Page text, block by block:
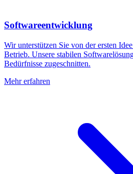
Softwareentwicklung
Wir unterstützen Sie von der ersten
Betrieb. Unsere stabilen
Bedürfnisse zugeschnitten.
Mehr erfahren